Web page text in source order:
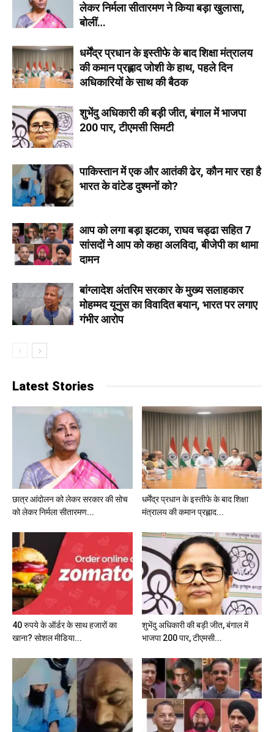
लेकर निर्मला सीतारमण ने किया बड़ा खुलासा,
बोलीं…
धर्मेंद्र प्रधान के इस्तीफे के बाद शिक्षा मंत्रालय
की कमान प्रह्लाद जोशी के हाथ, पहले दिन
अधिकारियों के साथ की बैठक
शुभेंदु अधिकारी की बड़ी जीत, बंगाल में भाजपा
200 पार, टीएमसी सिमटी
पाकिस्तान में एक और आतंकी ढेर, कौन मार रहा है
भारत के वांटेड दुश्मनों को?
आप को लगा बड़ा झटका, राघव चड्ढा सहित 7
सांसदों ने आप को कहा अलविदा, बीजेपी का थामा
दामन
बांग्लादेश अंतरिम सरकार के मुख्य सलाहकार
मोहम्मद यूनुस का विवादित बयान, भारत पर लगाए
गंभीर आरोप
Latest Stories
छात्र आंदोलन को लेकर सरकार की सोच
को लेकर निर्मला सीतारमण...
धर्मेंद्र प्रधान के इस्तीफे के बाद शिक्षा
मंत्रालय की कमान प्रह्लाद...
40 रुपये के ऑर्डर के साथ हजारों का
खाना? सोशल मीडिया...
शुभेंदु अधिकारी की बड़ी जीत, बंगाल में
भाजपा 200 पार, टीएमसी...